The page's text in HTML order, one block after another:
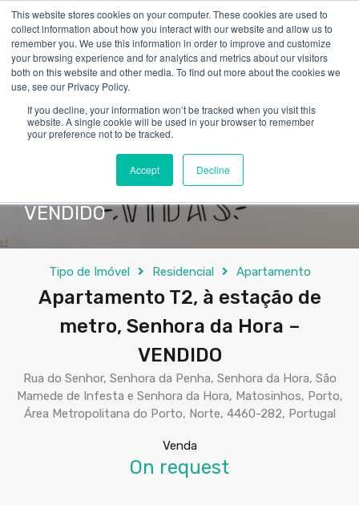
This website stores cookies on your computer. These cookies are used to
collect information about how you interact with our website and allow us to
remember you. We use this information in order to improve and customize
your browsing experience and for analytics and metrics about our visitors
both on this website and other media. To find out more about the cookies we
use, see our Privacy Policy.
If you decline, your information won’t be tracked when you visit this
website. A single cookie will be used in your browser to remember
your preference not to be tracked.
Accept Decline
Apartamento T2, à estação de
metro, Senhora da Hora –
VENDIDO
Tipo de Imóvel Residencial Apartamento
Apartamento T2, à estação de
metro, Senhora da Hora –
VENDIDO
Rua do Senhor, Senhora da Penha, Senhora da Hora, São
Mamede de Infesta e Senhora da Hora, Matosinhos, Porto,
Área Metropolitana do Porto, Norte, 4460-282, Portugal
Venda
On request